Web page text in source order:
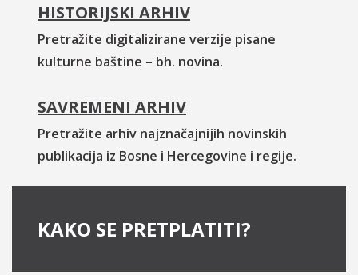
HISTORIJSKI ARHIV
Pretražite digitalizirane verzije pisane
kulturne baštine – bh. novina.
SAVREMENI ARHIV
Pretražite arhiv najznačajnijih novinskih
publikacija iz Bosne i Hercegovine i regije.
KAKO SE PRETPLATITI?